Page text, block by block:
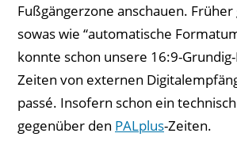
Fußgängerzone anschauen. Früher
sowas wie “automatische
konnte schon unsere 16:9-
Zeiten von externen
passé. Insofern schon ein
gegenüber den PALplus-Zeiten.